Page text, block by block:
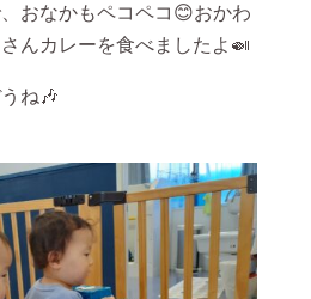
おなかもペコペコ😊おかわ
んカレーを食べましたよ🍛
ね🎶